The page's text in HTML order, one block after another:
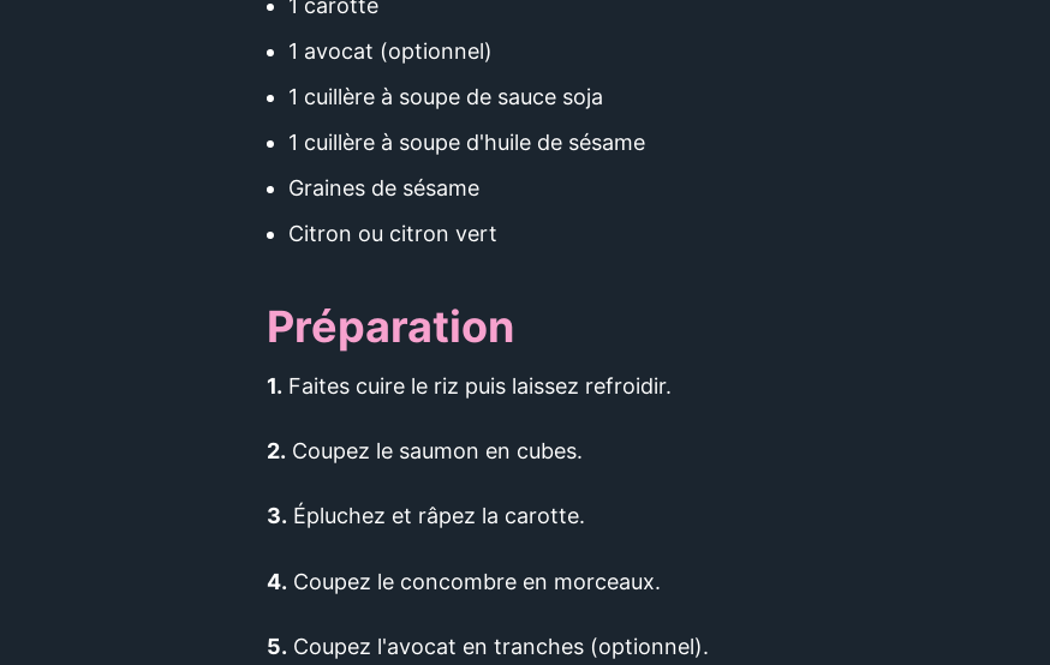
1 carotte
1 avocat (optionnel)
1 cuillère à soupe de sauce soja
1 cuillère à soupe d'huile de sésame
Graines de sésame
Citron ou citron vert
Préparation
1. Faites cuire le riz puis laissez refroidir.
2. Coupez le saumon en cubes.
3. Épluchez et râpez la carotte.
4. Coupez le concombre en morceaux.
5. Coupez l'avocat en tranches (optionnel).